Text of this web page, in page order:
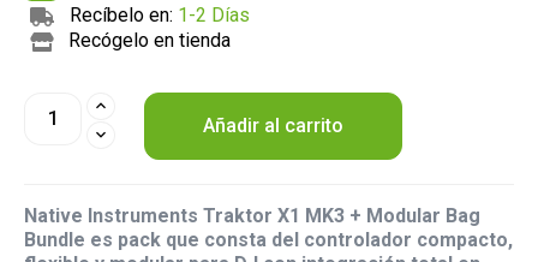
Recíbelo en: 1-2 Días
Recógelo en tienda
Añadir al carrito
Native Instruments Traktor X1 MK3 + Modular Bag
Bundle es pack que consta del controlador compacto,